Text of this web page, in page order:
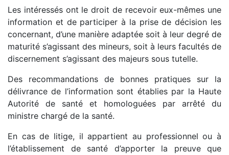
Les intéressés ont le droit de recevoir eux-mêmes une
information et de participer à la prise de décision les
concernant, d’une manière adaptée soit à leur degré de
maturité s’agissant des mineurs, soit à leurs facultés de
discernement s’agissant des majeurs sous tutelle.
Des recommandations de bonnes pratiques sur la
délivrance de l’information sont établies par la Haute
Autorité de santé et homologuées par arrêté du
ministre chargé de la santé.
En cas de litige, il appartient au professionnel ou à
l’établissement de santé d’apporter la preuve que